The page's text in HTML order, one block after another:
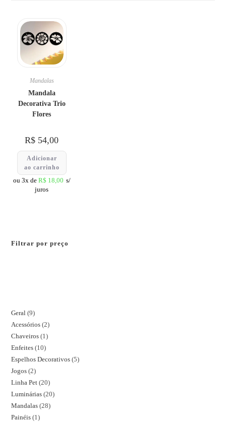
Mandalas
Mandala
Decorativa Trio
Flores
R$ 54,00
Adicionar
ao carrinho
ou 3x de R$ 18,00 s/
juros
Filtrar por preço
Geral 9
Acessórios 2
Chaveiros 1
Enfeites 10
Espelhos Decorativos 5
Jogos 2
Linha Pet 20
Luminárias 20
Mandalas 28
Painéis 1